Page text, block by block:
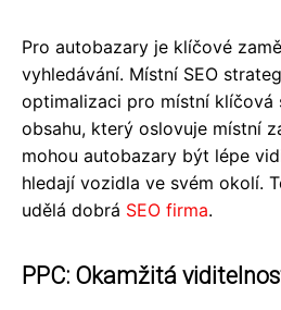
Pro autobazary je klíčové
vyhledávání. Místní SEO
optimalizaci pro místní klíčová
obsahu, který oslovuje místní
mohou autobazary být lépe
hledají vozidla ve svém okolí.
udělá dobrá SEO firma.
PPC: Okamžitá